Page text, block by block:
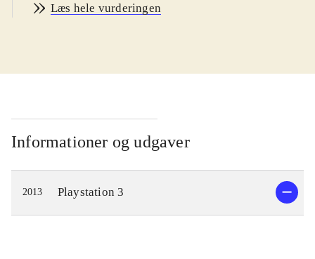
Spillets hovedperson er den ensomme
ude på landet. Hendes bedstefar er
forsvundet. Spillets mål er derfor at
genforene Ayesha med sin lillesøster.
En dag da Ayesha besøger Nio's
gravsted, finder hun ud af at hun
muligvis stadig er i live og
eftersøgningen kan begynde. Dette
Læs hele vurderingen
Informationer og udgaver
2013 Playstation 3